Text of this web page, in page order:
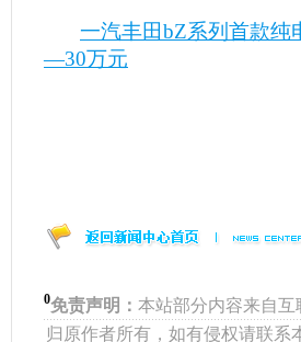
一汽丰田bZ系列首款纯
—30万元
0免责声明： 本站部分内容来自
归原作者所有，如有侵权请联系